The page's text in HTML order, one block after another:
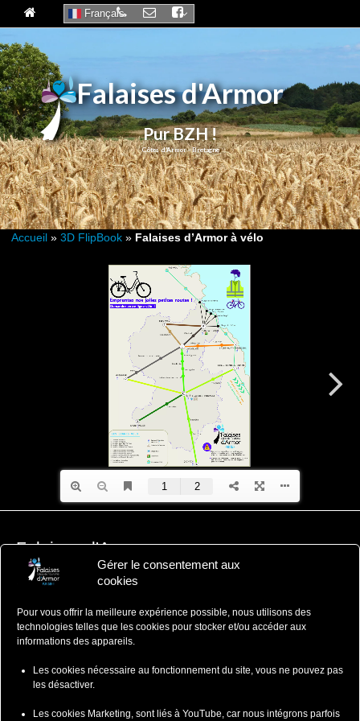
Gérer le consentement aux
cookies
Pour vous offrir la meilleure expérience possible, nous utilisons des
technologies telles que les cookies pour stocker et/ou accéder aux
informations des appareils.
Les cookies nécessaire au fonctionnement du site, vous ne pouvez pas
les désactiver.
Les cookies Marketing, sont liés à YouTube, car nous intégrons parfois
Falaises d'Armor
Pur BZH !
Accueil » 3D FlipBook » Falaises d’Armor à vélo
Falaises d'Armor
Office de Tourisme
Côtes d'Armor - Bretagne
: 02 96 70 12 47
contact@falaisesdarmor.bzh
Français